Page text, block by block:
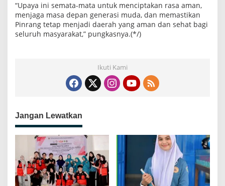
“Upaya ini semata-mata untuk menciptakan rasa aman,
menjaga masa depan generasi muda, dan memastikan
Pinrang tetap menjadi daerah yang aman dan sehat bagi
seluruh masyarakat,” pungkasnya.(*/)
Ikuti Kami
Jangan Lewatkan